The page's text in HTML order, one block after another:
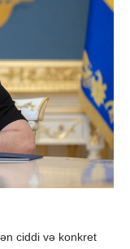
ciddi və konkret